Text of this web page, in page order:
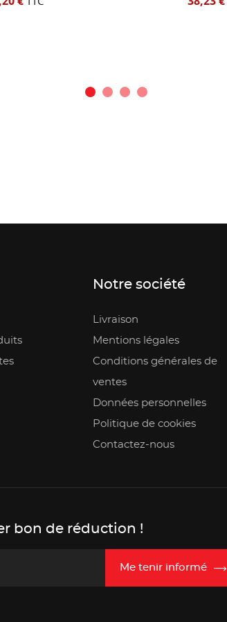
Notre société
Livraison
Mentions légales
Conditions générales de
ventes
Données personnelles
Politique de cookies
Contactez-nous
bon de réduction !
Me tenir informé